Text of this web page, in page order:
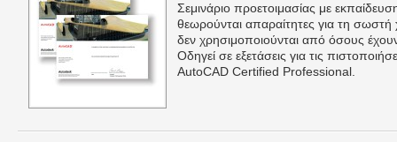
Σεμινάριο προετοιμασίας με
θεωρούνται απαραίτητες για τη
δεν χρησιμοποιούνται από όσους
Οδηγεί σε εξετάσεις για τις
AutoCAD Certified Professional.